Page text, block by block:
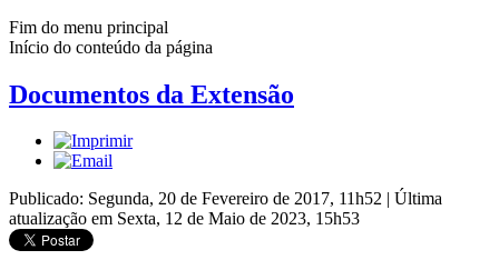
Fim do menu principal
Início do conteúdo da página
Documentos da Extensão
Publicado: Segunda, 20 de Fevereiro de 2017, 11h52 | Última
atualização em Sexta, 12 de Maio de 2023, 15h53